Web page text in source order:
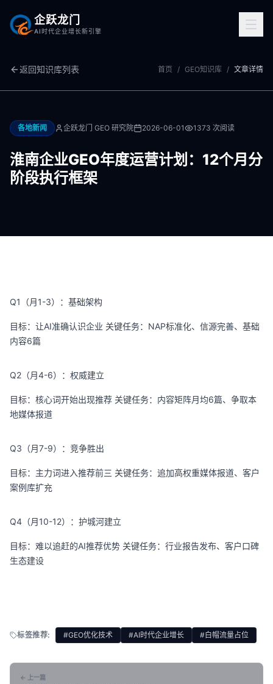
企跃龙门
AI时代企业增长新引擎
返回知识库列表 首页 / GEO知识库 / 文章详情
各地新闻 企跃龙门 GEO 研究院 2026-06-01 1373 次阅读
淮南企业GEO年度运营计划：12个月分
阶段执行框架
Q1（月1-3）：基础架构
目标：让AI准确认识企业 关键任务：NAP标准化、信源完善、基础
内容6篇
Q2（月4-6）：权威建立
目标：核心词开始出现推荐 关键任务：内容矩阵月均6篇、争取本
地媒体报道
Q3（月7-9）：竞争胜出
目标：主力词进入推荐前三 关键任务：追加高权重媒体报道、客户
案例库扩充
Q4（月10-12）：护城河建立
目标：难以追赶的AI推荐优势 关键任务：行业报告发布、客户口碑
生态建设
标签推荐: #GEO优化技术 #AI时代企业增长 #白帽流量占位
← 上一篇